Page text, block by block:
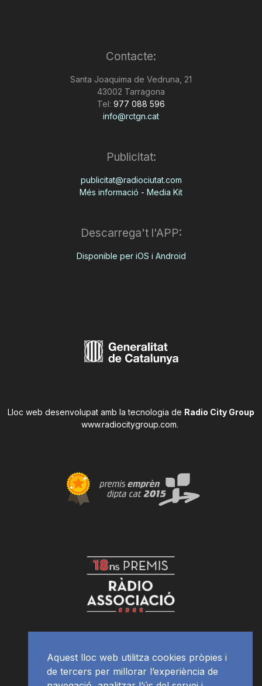
Contacte:
Santa Joaquima de Vedruna, 21
43002 Tarragona
Tel: 977 088 596
info@rctgn.cat
Publicitat:
publicitat@radiociutat.com
Més informació - Media Kit
Descarrega't l'APP:
Disponible per iOS i Android
Lloc web desenvolupat amb la tecnologia de Radio City Group
www.radiocitygroup.com.
Aquest lloc web utilitza cookies pròpies i
de tercers per millorar l’experiència de